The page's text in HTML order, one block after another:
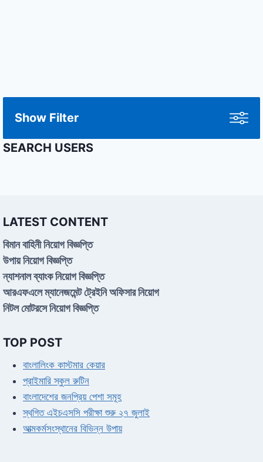
Show Filter
SEARCH USERS
LATEST CONTENT
বিমান বাহিনী নিয়োগ বিজ্ঞপ্তি
উপায় নিয়োগ বিজ্ঞপ্তি
ন্যাশনাল ব্যাংক নিয়োগ বিজ্ঞপ্তি
আরএফএলে ম্যানেজমেন্ট ট্রেইনি অফিসার নিয়োগ
নিটল মোটরসে নিয়োগ বিজ্ঞপ্তি
TOP POST
বাংলালিংক কাস্টমার কেয়ার
প্রাইমারি স্কুল রুটিন
বাংলাদেশের জনপ্রিয় পেশা সমূহ
স্থগিত এইচএসসি পরীক্ষা শুরু ২৭ জুলাই
আত্মকর্মসংস্থানের বিভিন্ন উপায়